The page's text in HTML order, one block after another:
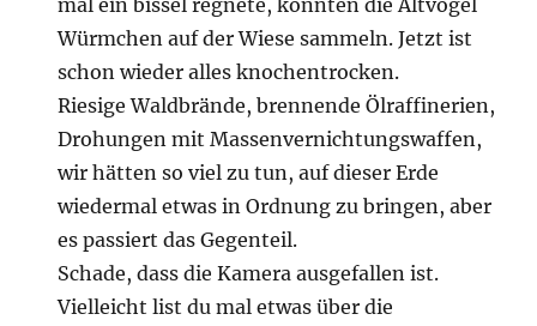
Würmchen auf der Wiese sammeln. Jetzt ist
schon wieder alles knochentrocken.
Riesige Waldbrände, brennende Ölraffinerien,
Drohungen mit Massenvernichtungswaffen,
wir hätten so viel zu tun, auf dieser Erde
wiedermal etwas in Ordnung zu bringen, aber
es passiert das Gegenteil.
Schade, dass die Kamera ausgefallen ist.
Vielleicht list du mal etwas über die